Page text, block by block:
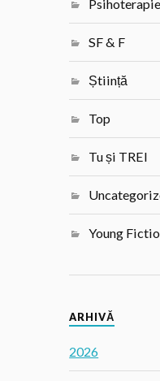
Psihoterapie
SF & F
Știință
Top
Tu și TREI
Young
ARHIVĂ
2026